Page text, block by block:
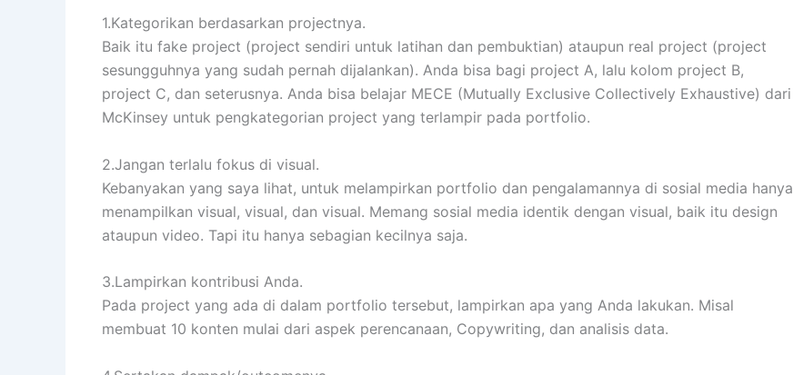
1.Kategorikan berdasarkan projectnya.
Baik itu fake project (project sendiri untuk latihan dan pembuktian) ataupun real project (project
sesungguhnya yang sudah pernah dijalankan). Anda bisa bagi project A, lalu kolom project B,
project C, dan seterusnya. Anda bisa belajar MECE (Mutually Exclusive Collectively Exhaustive) dari
McKinsey untuk pengkategorian project yang terlampir pada portfolio.
2.Jangan terlalu fokus di visual.
Kebanyakan yang saya lihat, untuk melampirkan portfolio dan pengalamannya di sosial media hanya
menampilkan visual, visual, dan visual. Memang sosial media identik dengan visual, baik itu design
ataupun video. Tapi itu hanya sebagian kecilnya saja.
3.Lampirkan kontribusi Anda.
Pada project yang ada di dalam portfolio tersebut, lampirkan apa yang Anda lakukan. Misal
membuat 10 konten mulai dari aspek perencanaan, Copywriting, dan analisis data.